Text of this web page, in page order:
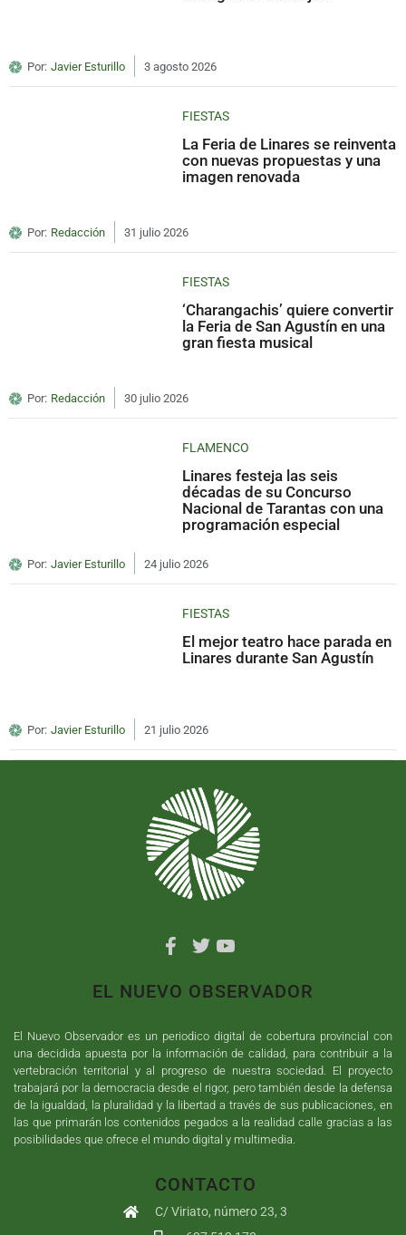
Por: Javier Esturillo 3 agosto 2026
FIESTAS
La Feria de Linares se reinventa
con nuevas propuestas y una
imagen renovada
Por: Redacción 31 julio 2026
FIESTAS
‘Charangachis’ quiere convertir
la Feria de San Agustín en una
gran fiesta musical
Por: Redacción 30 julio 2026
FLAMENCO
Linares festeja las seis
décadas de su Concurso
Nacional de Tarantas con una
programación especial
Por: Javier Esturillo 24 julio 2026
FIESTAS
El mejor teatro hace parada en
Linares durante San Agustín
Por: Javier Esturillo 21 julio 2026
EL NUEVO OBSERVADOR
El Nuevo Observador es un periodico digital de cobertura provincial con
una decidida apuesta por la información de calidad, para contribuir a la
vertebración territorial y al progreso de nuestra sociedad. El proyecto
trabajará por la democracia desde el rigor, pero también desde la defensa
de la igualdad, la pluralidad y la libertad a través de sus publicaciones, en
las que primarán los contenidos pegados a la realidad calle gracias a las
posibilidades que ofrece el mundo digital y multimedia.
CONTACTO
C/ Viriato, número 23, 3